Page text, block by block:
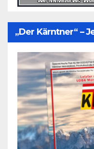
„Der Kärntner“ –